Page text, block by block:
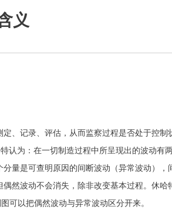
义
、记录、评估，从而监察过程是否处于控制
认为：在一切制造过程中所呈现出的波动有
量是可查明原因的间断波动（异常波动），
然波动不会消失，除非改变基本过程。休哈
可以把偶然波动与异常波动区分开来。